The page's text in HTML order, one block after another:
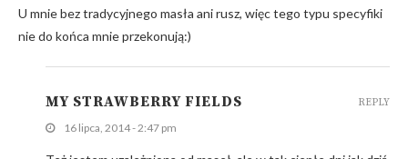
U mnie bez tradycyjnego masła ani rusz, więc tego typu specyfiki
nie do końca mnie przekonują:)
MY STRAWBERRY FIELDS
16 lipca, 2014 - 2:47 pm
REPLY